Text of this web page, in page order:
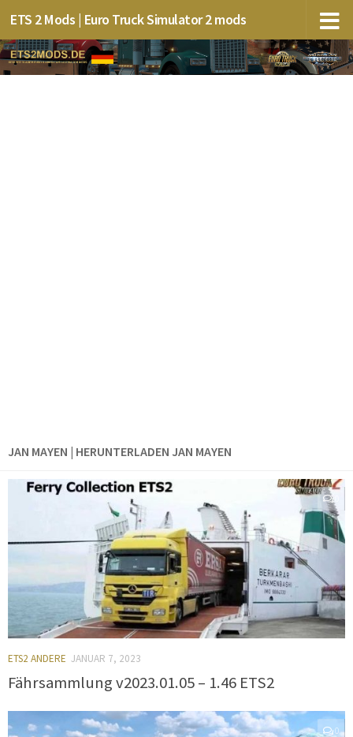
ETS 2 Mods | Euro Truck Simulator 2 mods
JAN MAYEN | HERUNTERLADEN JAN MAYEN
ETS2 ANDERE JANUAR 7, 2023
Fährsammlung v2023.01.05 – 1.46 ETS2
0